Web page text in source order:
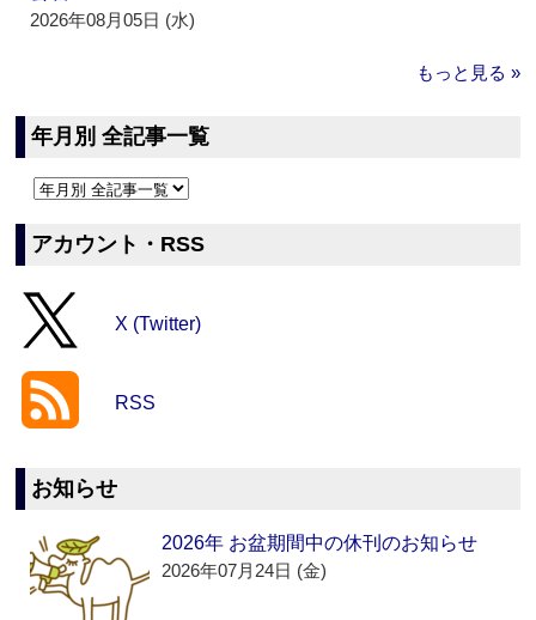
2026年08月05日 (水)
もっと見る »
年月別 全記事一覧
アカウント・RSS
X (Twitter)
RSS
お知らせ
2026年 お盆期間中の休刊のお知らせ
2026年07月24日 (金)